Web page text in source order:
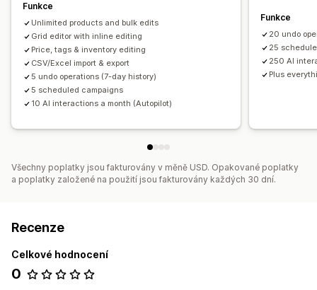
Funkce
Unlimited products and bulk edits
Grid editor with inline editing
Price, tags & inventory editing
CSV/Excel import & export
5 undo operations (7-day history)
5 scheduled campaigns
10 AI interactions a month (Autopilot)
Funkce
20 undo
25
250 AI
Plus
Všechny poplatky jsou fakturovány v měně USD. Opakované poplatky
a poplatky založené na použití jsou fakturovány každých 30 dní.
Recenze
Celkové hodnocení
0